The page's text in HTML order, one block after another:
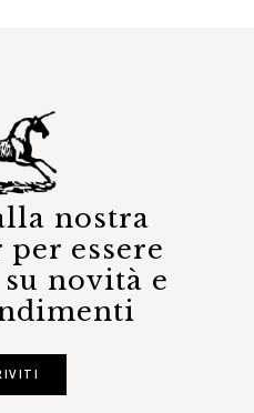
nostra
essere
novità e